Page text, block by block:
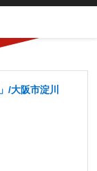
/大阪市淀川